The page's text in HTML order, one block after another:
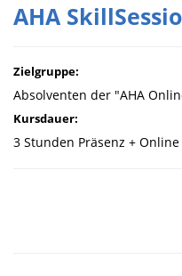
AHA
Zielgruppe:
Absolventen der "AHA
Kursdauer:
3 Stunden Präsenz +